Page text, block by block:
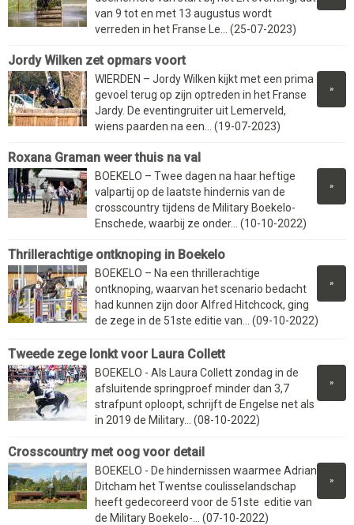
van 9 tot en met 13 augustus wordt
verreden in het Franse Le... (25-07-2023)
Jordy Wilken zet opmars voort
»
WIERDEN – Jordy Wilken kijkt met een prima
gevoel terug op zijn optreden in het Franse
Jardy. De eventingruiter uit Lemerveld,
wiens paarden na een... (19-07-2023)
Roxana Graman weer thuis na val
»
BOEKELO – Twee dagen na haar heftige
valpartij op de laatste hindernis van de
crosscountry tijdens de Military Boekelo-
Enschede, waarbij ze onder... (10-10-2022)
Thrillerachtige ontknoping in Boekelo
»
BOEKELO – Na een thrillerachtige
ontknoping, waarvan het scenario bedacht
had kunnen zijn door Alfred Hitchcock, ging
de zege in de 51ste editie van... (09-10-2022)
Tweede zege lonkt voor Laura Collett
»
BOEKELO - Als Laura Collett zondag in de
afsluitende springproef minder dan 3,7
strafpunt oploopt, schrijft de Engelse net als
in 2019 de Military... (08-10-2022)
Crosscountry met oog voor detail
»
BOEKELO - De hindernissen waarmee Adrian
Ditcham het Twentse coulisselandschap
heeft gedecoreerd voor de 51ste editie van
de Military Boekelo-... (07-10-2022)